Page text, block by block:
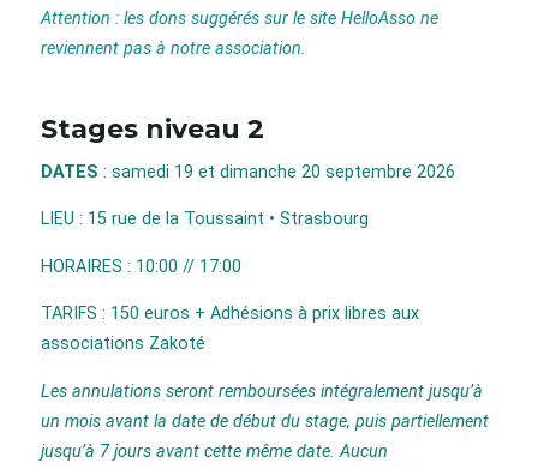
Attention : les dons suggérés sur le site HelloAsso ne
reviennent pas à notre association.
Stages niveau 2
DATES : samedi 19 et dimanche 20 septembre 2026
LIEU : 15 rue de la Toussaint • Strasbourg
HORAIRES : 10:00 // 17:00
TARIFS : 150 euros + Adhésions à prix libres aux
associations Zakoté
Les annulations seront remboursées intégralement jusqu’à
un mois avant la date de début du stage, puis partiellement
jusqu’à 7 jours avant cette même date. Aucun